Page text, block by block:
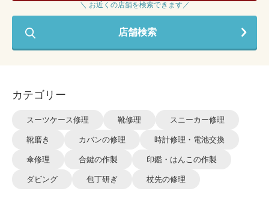
＼ お近くの店舗を検索できます／
店舗検索
カテゴリー
スーツケース修理 靴修理 スニーカー修理
靴磨き カバンの修理 時計修理・電池交換
傘修理 合鍵の作製 印鑑・はんこの作製
ダビング 包丁研ぎ 杖先の修理